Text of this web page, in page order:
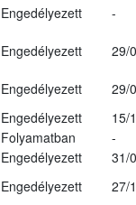
Engedélyezett
-
Engedélyezett
29/
Engedélyezett
29/
Engedélyezett
15/
Folyamatban
-
Engedélyezett
31/
Engedélyezett 27/